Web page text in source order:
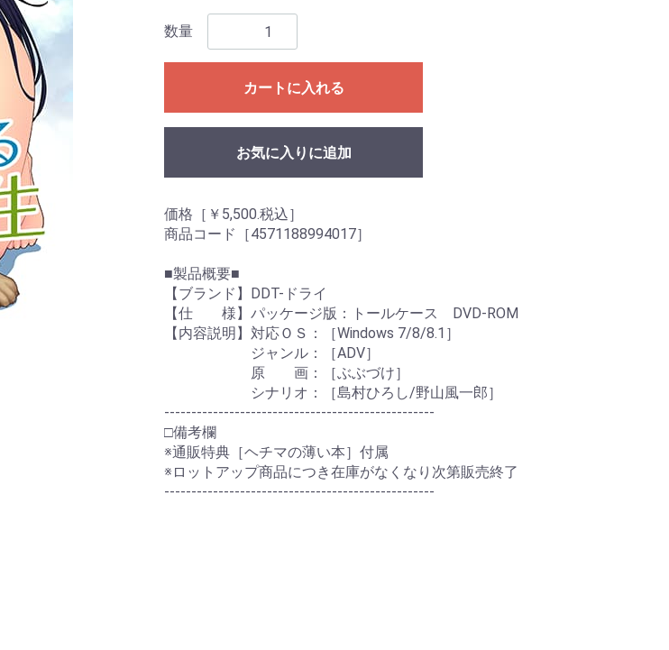
数量
カートに入れる
お気に入りに追加
価格［￥5,500.税込］
商品コード［4571188994017］
■製品概要■
【ブランド】DDT-ドライ
【仕 様】パッケージ版：トールケース DVD-ROM
【内容説明】対応ＯＳ：［Windows 7/8/8.1］
ジャンル：［ADV］
原 画：［ぶぶづけ］
シナリオ：［島村ひろし/野山風一郎］
--------------------------------------------------
□備考欄
※通販特典［ヘチマの薄い本］付属
※ロットアップ商品につき在庫がなくなり次第販売終了
--------------------------------------------------